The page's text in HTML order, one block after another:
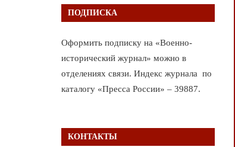
ПОДПИСКА
Оформить подписку на «Военно-
исторический журнал» можно в
отделениях связи. Индекс журнала по
каталогу «Пресса России» – 39887.
КОНТАКТЫ